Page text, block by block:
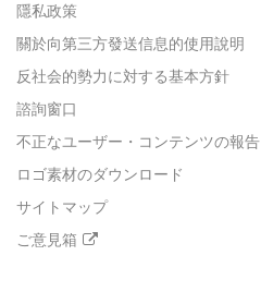
隱私政策
關於向第三方發送信息的使用說明
反社会的勢力に対する基本方針
諮詢窗口
不正なユーザー・コンテンツの報告
ロゴ素材のダウンロード
サイトマップ
ご意見箱